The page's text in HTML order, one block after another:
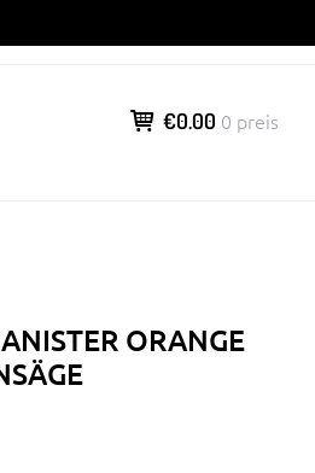
€0.00 0 preis
ORANGE